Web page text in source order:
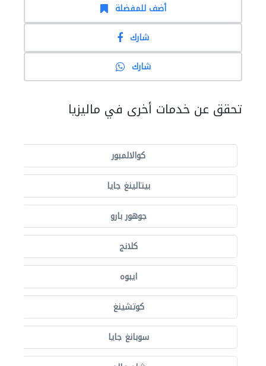
أضف للمفضلة
شارك
شارك
تحقق عن خدمات أخرى في ماليزيا
كوالالمبور
بيتالينغ جايا
جوهور بارو
كلانج
ايبوه
كوتشينغ
سوبانغ جايا